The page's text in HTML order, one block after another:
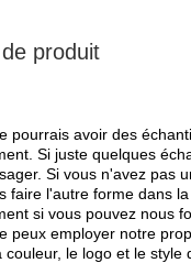
produit
pourrais avoir des
Si juste quelques
Si vous n'avez pas
faire l'autre forme dans
si vous pouvez nous
peux employer notre
couleur, le logo et le